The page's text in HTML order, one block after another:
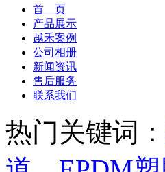
首 页
产品展示
越禾案例
公司相册
新闻资讯
售后服务
联系我们
热门关键词：